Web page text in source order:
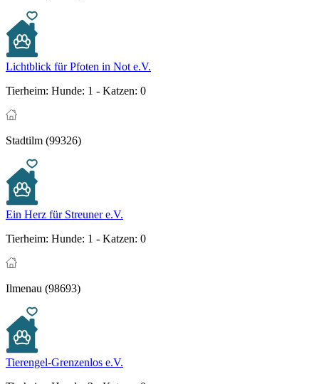
Lichtblick für Pfoten in Not e.V.
Tierheim: Hunde: 1 - Katzen: 0
Stadtilm (99326)
Ein Herz für Streuner e.V.
Tierheim: Hunde: 1 - Katzen: 0
Ilmenau (98693)
Tierengel-Grenzenlos e.V.